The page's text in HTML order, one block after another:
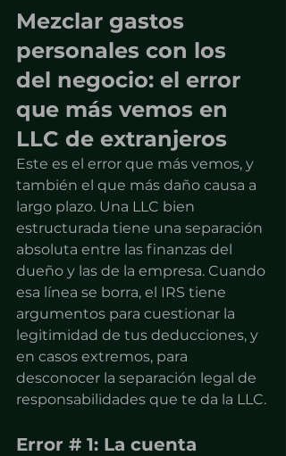
Mezclar gastos
personales con los
del negocio: el error
que más vemos en
LLC de extranjeros
Este es el error que más vemos, y
también el que más daño causa a
largo plazo. Una LLC bien
estructurada tiene una separación
absoluta entre las finanzas del
dueño y las de la empresa. Cuando
esa línea se borra, el IRS tiene
argumentos para cuestionar la
legitimidad de tus deducciones, y
en casos extremos, para
desconocer la separación legal de
responsabilidades que te da la LLC.
Error # 1: La cuenta